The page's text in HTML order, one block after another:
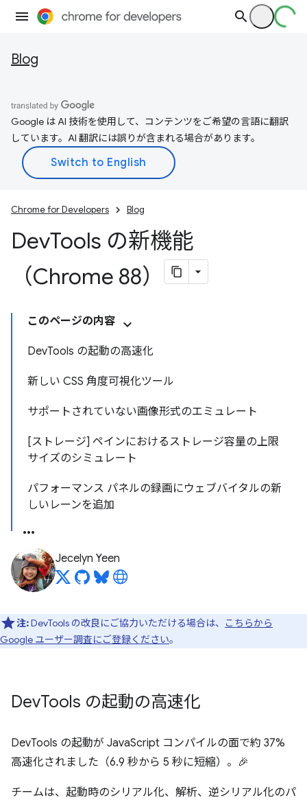
Blog
Google は AI 技術を使用して、コンテンツをご希望の言語に翻訳
しています。AI 翻訳には誤りが含まれる場合があります。
Chrome for Developers Blog
DevTools の新機能
（Chrome 88）
このページの内容
DevTools の起動の高速化
新しい CSS 角度可視化ツール
サポートされていない画像形式のエミュレート
[ストレージ] ペインにおけるストレージ容量の上限
サイズのシミュレート
パフォーマンス パネルの録画にウェブバイタルの新
しいレーンを追加
Jecelyn Yeen
注:DevTools の改良にご協力いただける場合は、
こちらから
Google ユーザー調査にご登録ください。
DevTools の起動の高速化
DevTools の起動が JavaScript コンパイルの面で約 37%
高速化されました（6.9 秒から 5 秒に短縮）。🎉
チームは、起動時のシリアル化、解析、逆シリアル化のパ